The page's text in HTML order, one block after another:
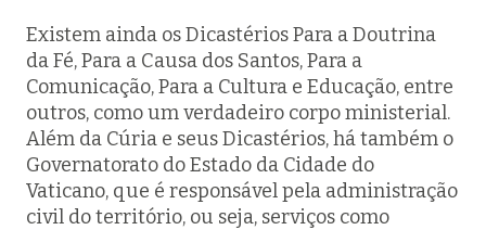
Existem ainda os Dicastérios Para a Doutrina
da Fé, Para a Causa dos Santos, Para a
Comunicação, Para a Cultura e Educação, entre
outros, como um verdadeiro corpo ministerial.
Além da Cúria e seus Dicastérios, há também o
Governatorato do Estado da Cidade do
Vaticano, que é responsável pela administração
civil do território, ou seja, serviços como